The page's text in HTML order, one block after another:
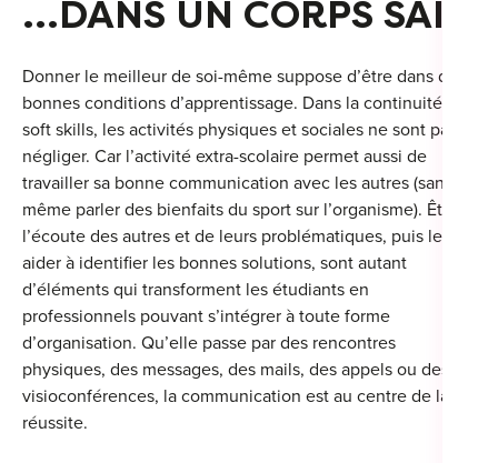
…DANS UN CORPS SAIN
Donner le meilleur de soi-même suppose d’être dans de
bonnes conditions d’apprentissage. Dans la continuité des
soft skills, les activités physiques et sociales ne sont pas à
négliger. Car l’activité extra-scolaire permet aussi de
travailler sa bonne communication avec les autres (sans
même parler des bienfaits du sport sur l’organisme). Être à
l’écoute des autres et de leurs problématiques, puis les
aider à identifier les bonnes solutions, sont autant
d’éléments qui transforment les étudiants en
professionnels pouvant s’intégrer à toute forme
d’organisation. Qu’elle passe par des rencontres
physiques, des messages, des mails, des appels ou des
visioconférences, la communication est au centre de la
réussite.